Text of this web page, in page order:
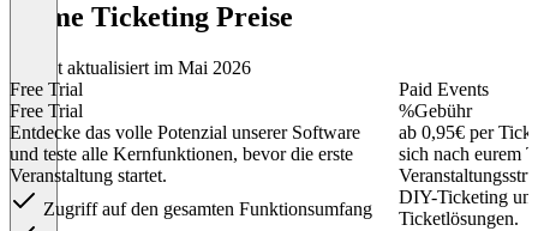
Höme Ticketing Preise
Zuletzt aktualisiert im Mai 2026
Free Trial
Free Trial
Entdecke das volle Potenzial unserer Software
und teste alle Kernfunktionen, bevor die erste
Veranstaltung startet.
Zugriff auf den gesamten Funktionsumfang
Paid Events
%Gebühr
ab 0,95€ per
sich nach eurem
DIY-Ticketing
Ticketlösungen.